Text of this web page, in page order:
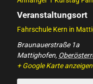
Veranstaltungsort
Fahrschule Kern in
Braunauerstraße 1a
Mattighofen,
+ Google Karte anzeigen